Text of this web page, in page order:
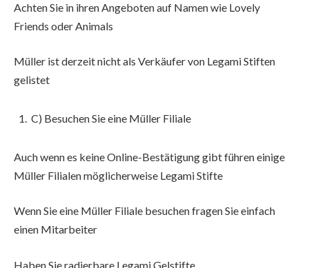
Achten Sie in ihren Angeboten auf Namen wie Lovely
Friends oder Animals
Müller ist derzeit nicht als Verkäufer von Legami Stiften
gelistet
C) Besuchen Sie eine Müller Filiale
Auch wenn es keine Online-Bestätigung gibt führen einige
Müller Filialen möglicherweise Legami Stifte
Wenn Sie eine Müller Filiale besuchen fragen Sie einfach
einen Mitarbeiter
Haben Sie radierbare Legami Gelstifte